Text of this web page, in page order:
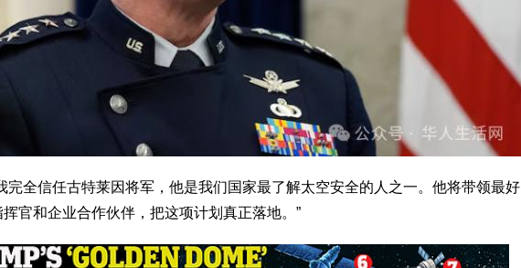
完全信任古特莱因将军，他是我们国家最了解太空安全的人之一。他将带领最好
官和企业合作伙伴，把这项计划真正落地。”